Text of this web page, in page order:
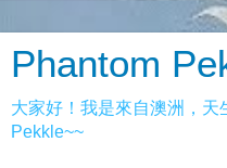
Phantom
大家好！我是來自澳洲，
Pekkle~~